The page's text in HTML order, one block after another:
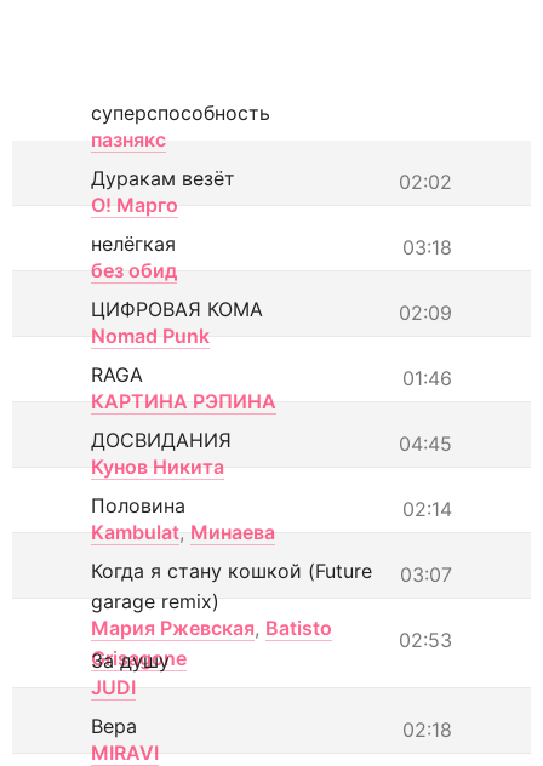
суперспособность
пазнякс
02:02
Дуракам везёт
О! Марго
03:18
нелёгкая
без обид
02:09
ЦИФРОВАЯ КОМА
Nomad Punk
01:46
RAGA
КАРТИНА РЭПИНА
04:45
ДОСВИДАНИЯ
Кунов Никита
02:14
Половина
Kambulat, Минаева
03:07
Когда я стану кошкой (Future
garage remix)
Мария Ржевская, Batisto
Grisagone
02:53
За душу
JUDI
02:18
Вера
MIRAVI